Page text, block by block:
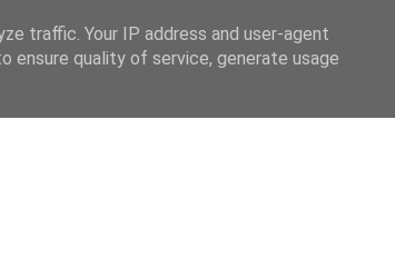
traffic. Your IP address and user-agent
ensure quality of service, generate usage